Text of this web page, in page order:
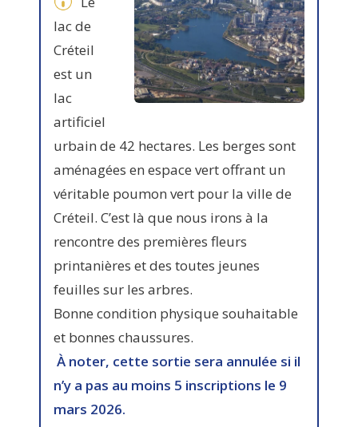
lac de
Créteil
est un
lac
artificiel
urbain de 42 hectares. Les berges sont
aménagées en espace vert offrant un
véritable poumon vert pour la ville de
Créteil. C’est là que nous irons à la
rencontre des premières fleurs
printanières et des toutes jeunes
feuilles sur les arbres.
Bonne condition physique souhaitable
et bonnes chaussures.
À noter, cette sortie sera annulée si il
n’y a pas au moins 5 inscriptions le 9
mars 2026.